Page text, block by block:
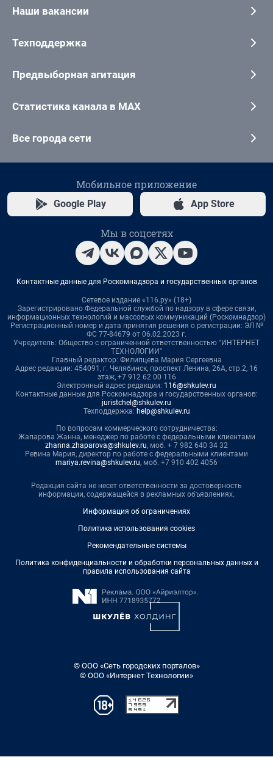
Наши вакансии
Техподдержка
Предвыборная агитация
Статистика канала в MAX
Все города сети
Мобильное приложение
Google Play App Store
Мы в соцсетях
Контактные данные для Роскомнадзора и государственных органов
Сетевое издание «116.ру» (18+)
Зарегистрировано Федеральной службой по надзору в сфере связи,
информационных технологий и массовых коммуникаций (Роскомнадзор)
Регистрационный номер и дата принятия решения о регистрации: ЭЛ №
ФС 77-84679 от 06.02.2023 г.
Учредитель: Общество с ограниченной ответственностью "ИНТЕРНЕТ
ТЕХНОЛОГИИ"
Главный редактор: Филипцева Мария Сергеевна
Адрес редакции: 454091, г. Челябинск, проспект Ленина, 26А, стр.2, 16
этаж, +7 912 62 00 116
Электронный адрес редакции: 116@shkulev.ru
Контактные данные для Роскомнадзора и государственных органов:
juristchel@shkulev.ru
Техподдержка: help@shkulev.ru
По вопросам коммерческого сотрудничества:
Жапарова Жанна, менеджер по работе с федеральными клиентами
zhanna.zhaparova@shkulev.ru, моб. + 7 982 640 34 32
Ревина Мария, директор по работе с федеральными клиентами
mariya.revina@shkulev.ru, моб. +7 910 402 4056
Редакция сайта не несет ответственности за достоверность
информации, содержащейся в рекламных объявлениях.
Информация об ограничениях
Политика использования cookies
Рекомендательные системы
Политика конфиденциальности и обработки персональных данных и
правила использования сайта
© ООО «Сеть городских порталов»
© ООО «Интернет Технологии»